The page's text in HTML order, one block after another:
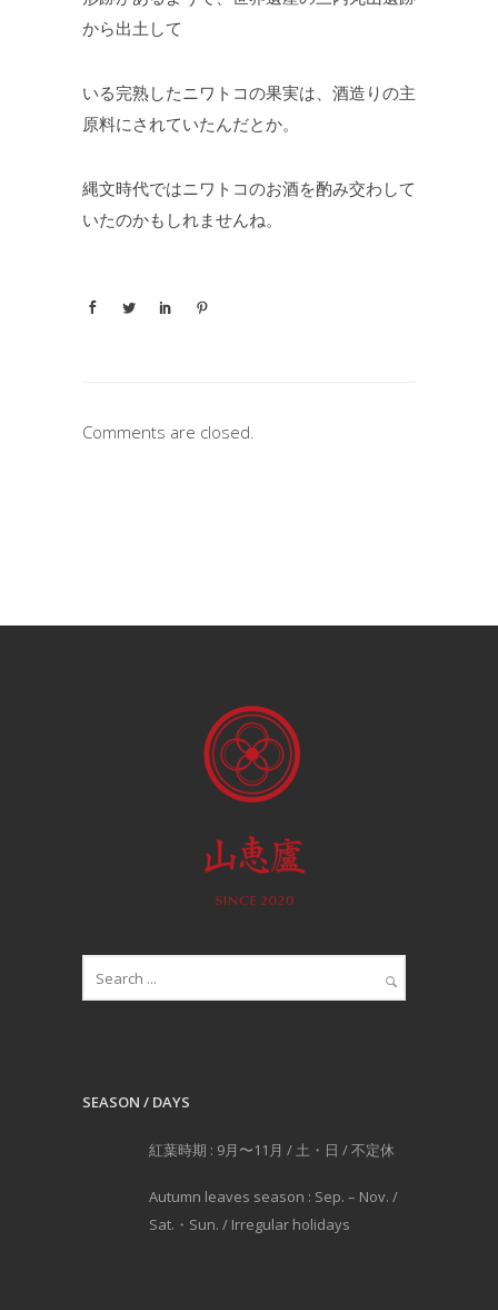
から出土して
いる完熟したニワトコの果実は、酒造りの主
原料にされていたんだとか。
縄文時代ではニワトコのお酒を酌み交わして
いたのかもしれませんね。
Comments are closed.
SEASON / DAYS
紅葉時期 : 9月〜11月 / 土・日 / 不定休
Autumn leaves season : Sep. – Nov. /
Sat.・Sun. / Irregular holidays